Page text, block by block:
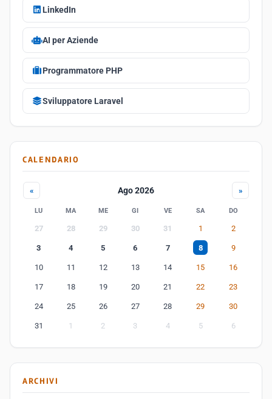
LinkedIn
AI per Aziende
Programmatore PHP
Sviluppatore Laravel
CALENDARIO
« Ago 2026 »
LU MA ME GI VE SA DO
27 28 29 30 31 1 2
3 4 5 6 7 8 9
10 11 12 13 14 15 16
17 18 19 20 21 22 23
24 25 26 27 28 29 30
31 1 2 3 4 5 6
ARCHIVI